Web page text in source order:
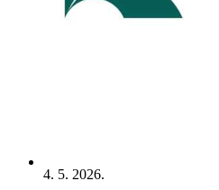
4. 5. 2026.